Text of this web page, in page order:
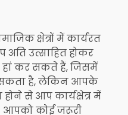
क्षेत्रों में कार्यरत
अति उत्साहित होकर
कर सकते हैं, जिसमें
है, लेकिन आपके
से आप कार्यक्षेत्र में
आपको कोई जरूरी